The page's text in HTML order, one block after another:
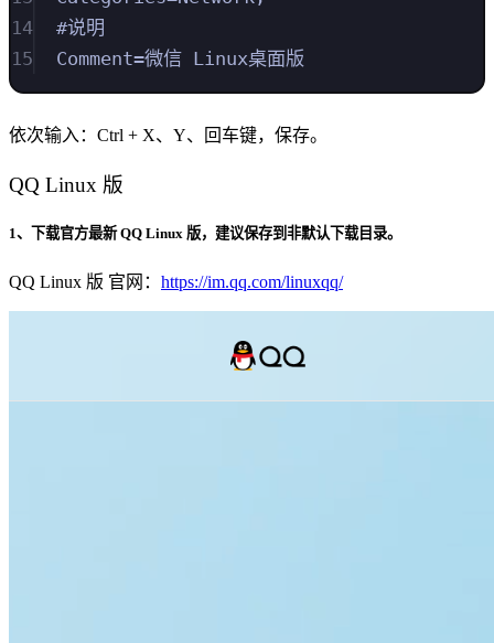
14
#说明
15
Comment=微信 Linux桌面版
依次输入：Ctrl + X、Y、回车键，保存。
QQ Linux 版
1、下载官方最新 QQ Linux 版，建议保存到非默认下载目录。
QQ Linux 版 官网： https://im.qq.com/linuxqq/